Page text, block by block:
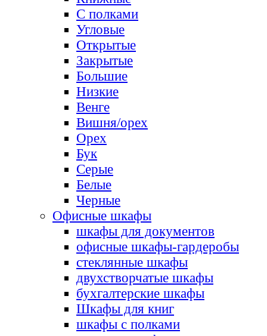
С полками
Угловые
Открытые
Закрытые
Большие
Низкие
Венге
Вишня/орех
Орех
Бук
Серые
Белые
Черные
Офисные шкафы
шкафы для документов
офисные шкафы-гардеробы
стеклянные шкафы
двухстворчатые шкафы
бухгалтерские шкафы
Шкафы для книг
шкафы с полками